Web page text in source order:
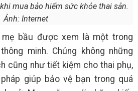
mua bảo hiểm sức khỏe thai sản.
Ảnh: Internet
bầu được xem là một trong
minh. Chúng không những
cũng như tiết kiệm cho thai phụ,
giúp bảo vệ bạn trong quá